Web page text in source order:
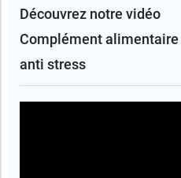
TrierPar défaut
Découvrez notre vidéo
Complément alimentaire
anti stress